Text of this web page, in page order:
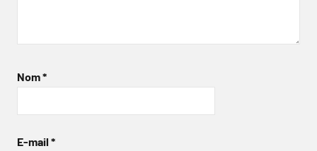
Nom*
E-mail *